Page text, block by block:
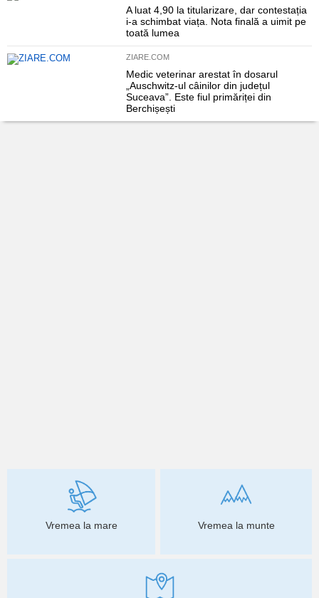
A luat 4,90 la titularizare, dar contestația
i-a schimbat viața. Nota finală a uimit pe
toată lumea
ZIARE.COM
Medic veterinar arestat în dosarul
„Auschwitz-ul câinilor din județul
Suceava”. Este fiul primăriței din
Berchișești
Vremea la mare Vremea la munte